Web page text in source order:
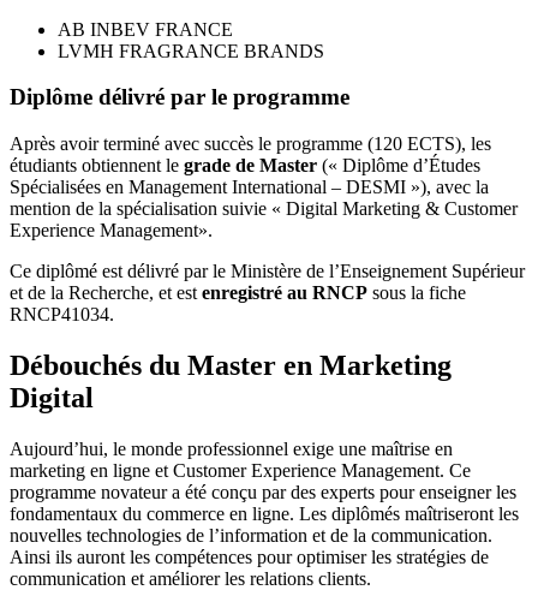
AB INBEV FRANCE
LVMH FRAGRANCE BRANDS
Diplôme délivré par le programme
Après avoir terminé avec succès le programme (120 ECTS), les
étudiants obtiennent le grade de Master (« Diplôme d’Études
Spécialisées en Management International – DESMI »), avec la
mention de la spécialisation suivie « Digital Marketing & Customer
Experience Management».
Ce diplômé est délivré par le Ministère de l’Enseignement Supérieur
et de la Recherche, et est enregistré au RNCP sous la fiche
RNCP41034.
Débouchés du Master en Marketing
Digital
Aujourd’hui, le monde professionnel exige une maîtrise en
marketing en ligne et Customer Experience Management. Ce
programme novateur a été conçu par des experts pour enseigner les
fondamentaux du commerce en ligne. Les diplômés maîtriseront les
nouvelles technologies de l’information et de la communication.
Ainsi ils auront les compétences pour optimiser les stratégies de
communication et améliorer les relations clients.